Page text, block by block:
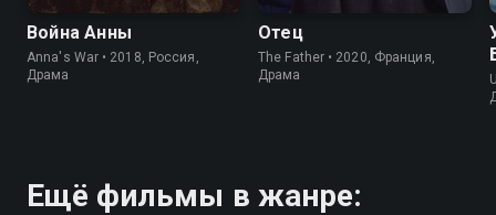
Война Анны
Anna's War • 2018, Россия,
Драма
Отец
The Father • 2020, Франция,
Драма
Ещё фильмы в жанре: